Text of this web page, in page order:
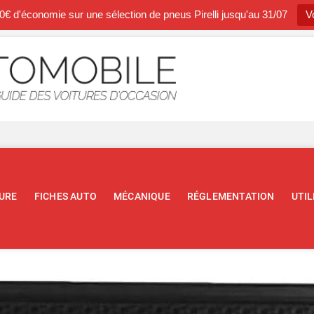
d'économie sur une sélection de pneus Pirelli jusqu'au 31/07
FICHES AUTO MÉCANIQUE RÉGLEMENTATION